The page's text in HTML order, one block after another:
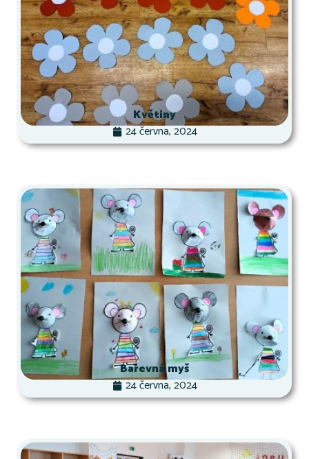
Květiny
24 června, 2024
Barevná myš
24 června, 2024